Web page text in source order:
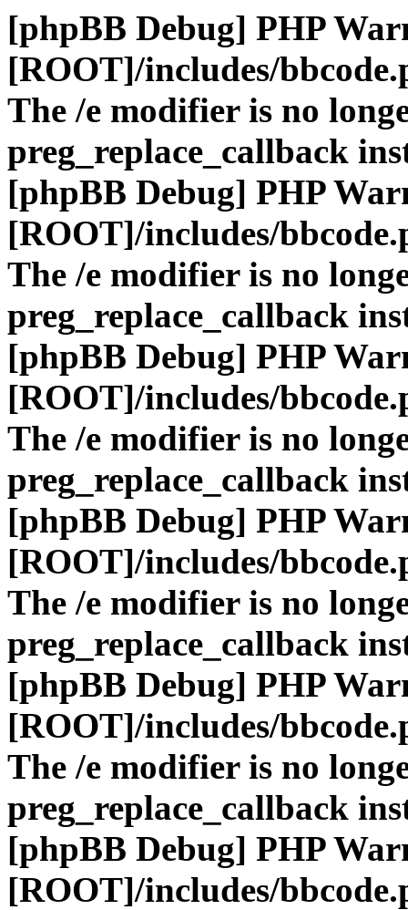
[phpBB Debug] PHP
[ROOT]/includes/
The /e modifier is no
preg_replace_callback
[phpBB Debug] PHP
[ROOT]/includes/
The /e modifier is no
preg_replace_callback
[phpBB Debug] PHP
[ROOT]/includes/
The /e modifier is no
preg_replace_callback
[phpBB Debug] PHP
[ROOT]/includes/
The /e modifier is no
preg_replace_callback
[phpBB Debug] PHP
[ROOT]/includes/
The /e modifier is no
preg_replace_callback
[phpBB Debug] PHP
[ROOT]/includes/